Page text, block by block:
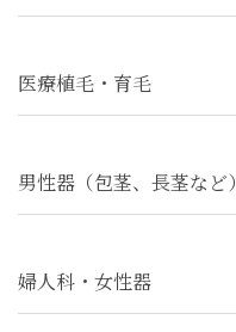
医療植毛・育毛
男性器（包茎、長茎など）
婦人科・女性器